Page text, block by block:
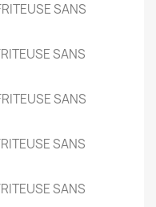
SANS
SANS
SANS
SANS
SANS